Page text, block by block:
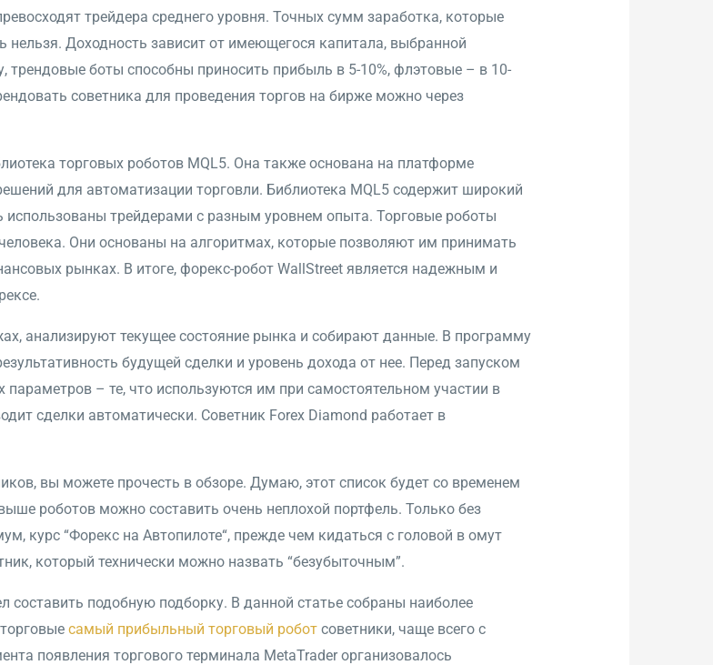
трейдера среднего уровня. Точных сумм заработка, которые
Доходность зависит от имеющегося капитала, выбранной
трендовые боты способны приносить прибыль в 5-10%, флэтовые – в 10-
советника для проведения торгов на бирже можно через
торговых роботов MQL5. Она также основана на платформе
для автоматизации торговли. Библиотека MQL5 содержит широкий
использованы трейдерами с разным уровнем опыта. Торговые роботы
Они основаны на алгоритмах, которые позволяют им принимать
рынках. В итоге, форекс-робот WallStreet является надежным и
анализируют текущее состояние рынка и собирают данные. В программу
будущей сделки и уровень дохода от нее. Перед запуском
параметров – те, что используются им при самостоятельном участии в
сделки автоматически. Советник Forex Diamond работает в
вы можете прочесть в обзоре. Думаю, этот список будет со временем
роботов можно составить очень неплохой портфель. Только без
курс “Форекс на Автопилоте“, прежде чем кидаться с головой в омут
который технически можно назвать “безубыточным”.
составить подобную подборку. В данной статье собраны наиболее
самый прибыльный торговый роботсоветники, чаще всего с
появления торгового терминала MetaTrader организовалось